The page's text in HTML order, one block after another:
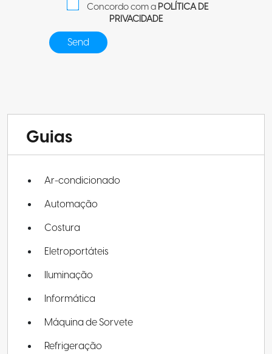
Concordo com aPOLÍTICA DE
PRIVACIDADE
Guias
Ar-condicionado
Automação
Costura
Eletroportáteis
Iluminação
Informática
Máquina de Sorvete
Refrigeração